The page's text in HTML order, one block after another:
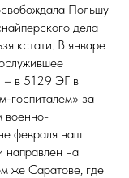
Польшу
дела
кстати. В январе
– в 5129 ЭГ в
госпиталем» за
военно-
февраля наш
направлен на
же Саратове, где